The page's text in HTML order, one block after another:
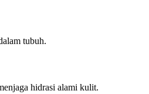
tubuh.
hidrasi alami kulit.